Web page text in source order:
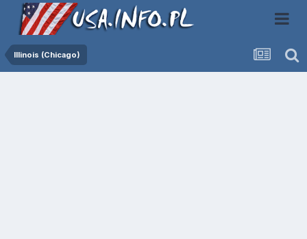
Illinois (Chicago)